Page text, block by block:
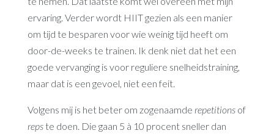
ervaring. Verder wordt HIIT gezien als een manier
om tijd te besparen voor wie weinig tijd heeft om
door-de-weeks te trainen. Ik denk niet dat het een
goede vervanging is voor reguliere snelheidstraining,
maar dat is een gevoel, niet een feit.
Volgens mij is het beter om zogenaamde repetitionsof
repste doen. Die gaan 5 à 10 procent sneller dan